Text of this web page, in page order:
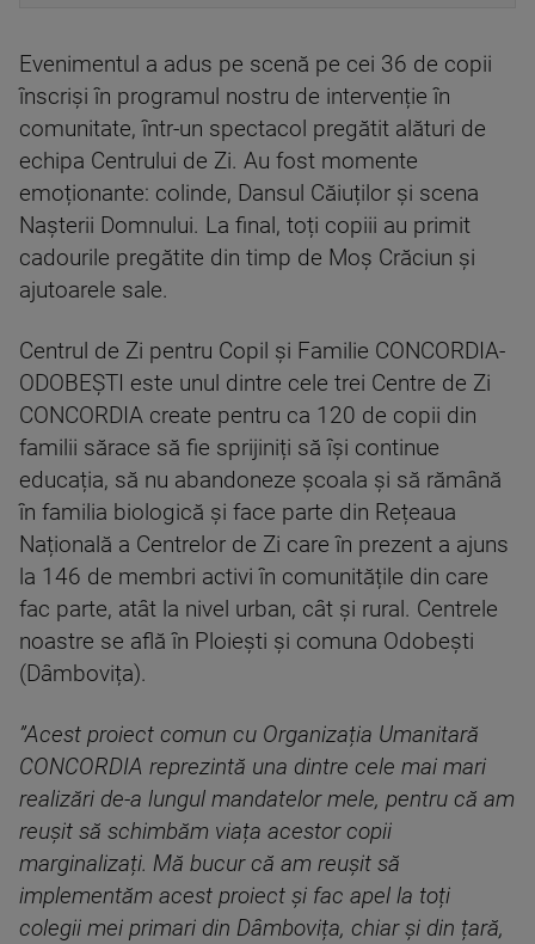
Evenimentul a adus pe scenă pe cei 36 de copii
înscriși în programul nostru de intervenție în
comunitate, într-un spectacol pregătit alături de
echipa Centrului de Zi. Au fost momente
emoționante: colinde, Dansul Căiuților și scena
Nașterii Domnului. La final, toți copiii au primit
cadourile pregătite din timp de Moș Crăciun și
ajutoarele sale.
Centrul de Zi pentru Copil și Familie CONCORDIA-
ODOBEȘTI este unul dintre cele trei Centre de Zi
CONCORDIA create pentru ca 120 de copii din
familii sărace să fie sprijiniți să își continue
educația, să nu abandoneze școala și să rămână
în familia biologică și face parte din Rețeaua
Națională a Centrelor de Zi care în prezent a ajuns
la 146 de membri activi în comunitățile din care
fac parte, atât la nivel urban, cât și rural. Centrele
noastre se află în Ploiești și comuna Odobești
(Dâmbovița).
”Acest proiect comun cu Organizația Umanitară
CONCORDIA reprezintă una dintre cele mai mari
realizări de-a lungul mandatelor mele, pentru că am
reușit să schimbăm viața acestor copii
marginalizați. Mă bucur că am reușit să
implementăm acest proiect și fac apel la toți
colegii mei primari din Dâmbovița, chiar și din țară,